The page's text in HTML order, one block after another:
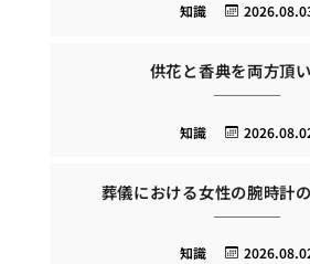
知識
供花と香典を両方頂
知識
葬儀における女性の腕時計
知識